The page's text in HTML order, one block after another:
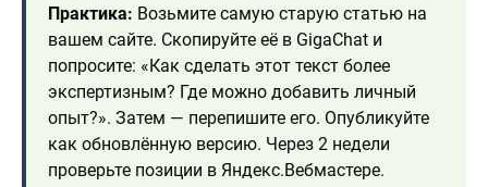
Практика: Возьмите самую старую статью на
вашем сайте. Скопируйте её в GigaChat и
попросите: «Как сделать этот текст более
экспертизным? Где можно добавить личный
опыт?». Затем — перепишите его. Опубликуйте
как обновлённую версию. Через 2 недели
проверьте позиции в Яндекс.Вебмастере.